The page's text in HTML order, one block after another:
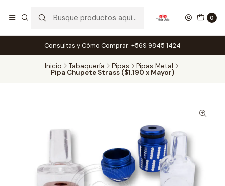
0
Consultas y Cómo Comprar: +569 9845 1424
Inicio Tabaquería Pipas Pipas Metal
Pipa Chupete Strass ($1.190 x Mayor)